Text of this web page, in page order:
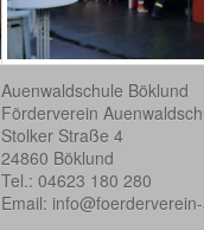
Auenwaldschule Böklund
Förderverein
Stolker Straße 4
24860 Böklund
Tel.: 04623 180 280
Email: